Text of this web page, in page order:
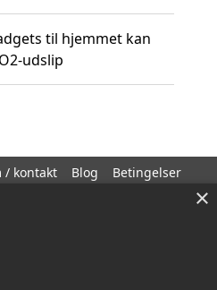
til hjemmet kan
udslip
/ kontakt Blog Betingelser
×